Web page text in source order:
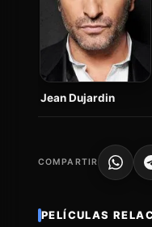
Jean Dujardin
COMPARTIR
PELÍCULAS